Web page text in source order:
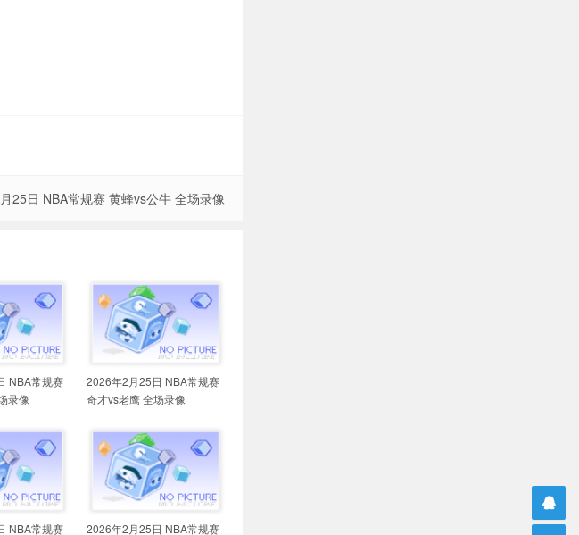
25日 NBA常规赛 黄蜂vs公牛 全场录像
NBA常规赛
录像
2026年2月25日 NBA常规赛
奇才vs老鹰 全场录像
NBA常规赛 2026年2月25日 NBA常规赛